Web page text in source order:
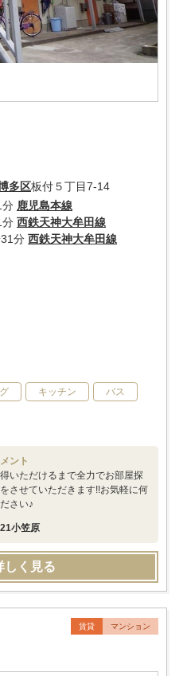
多区板付５丁目7-14
分 鹿児島本線
分 西鉄天神大牟田線
分 西鉄天神大牟田線
キッチン バス
ント
いただけるまで全力でお部屋探
させていただきます!!お気軽に何
さい♪
小笠原
しく見る
賃貸 マンション